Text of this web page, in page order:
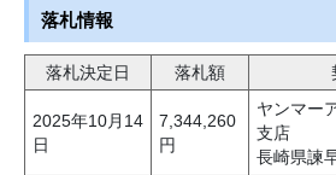
落札情報
落札決定日 落札額
2025年10月14
日
7,344,260
円
ヤンマー
支店
長崎県諫